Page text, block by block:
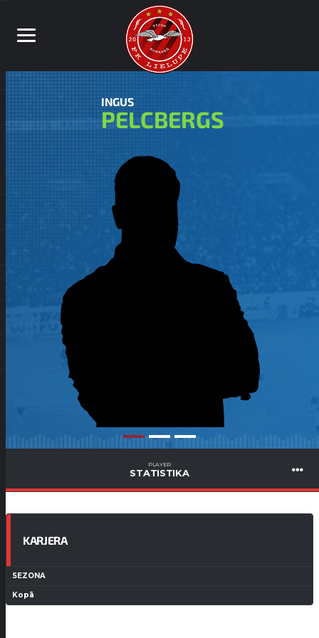
INGUS
PELCBERGS
PLAYER
STATISTIKA
KARJERA
SEZONA
Kopā